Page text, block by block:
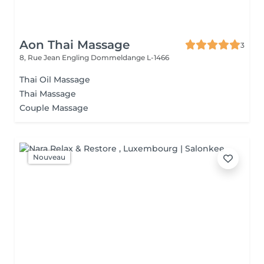
Aon Thai Massage
3
8, Rue Jean Engling Dommeldange L-1466
Thai Oil Massage
Thai Massage
Couple Massage
Nouveau